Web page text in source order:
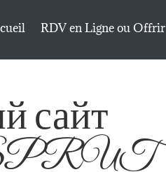
RDV en Ligne ou Offrir
сайт